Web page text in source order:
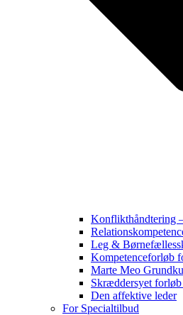
Konflikthåndtering
Leg &
Kompetenceforløb
Marte Meo
Skræddersyet
Den affektive leder
For Specialtilbud